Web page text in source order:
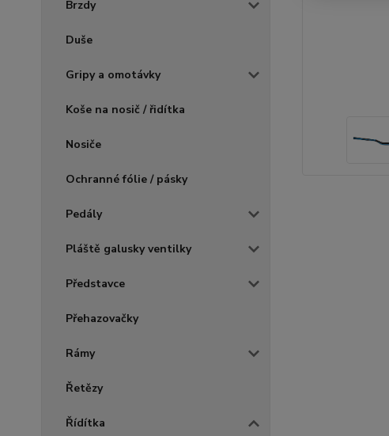
Brzdy
Duše
Gripy a omotávky
Koše na nosič / řidítka
Nosiče
Ochranné fólie / pásky
Pedály
Pláště galusky ventilky
Představce
Přehazovačky
Rámy
Řetězy
Řídítka